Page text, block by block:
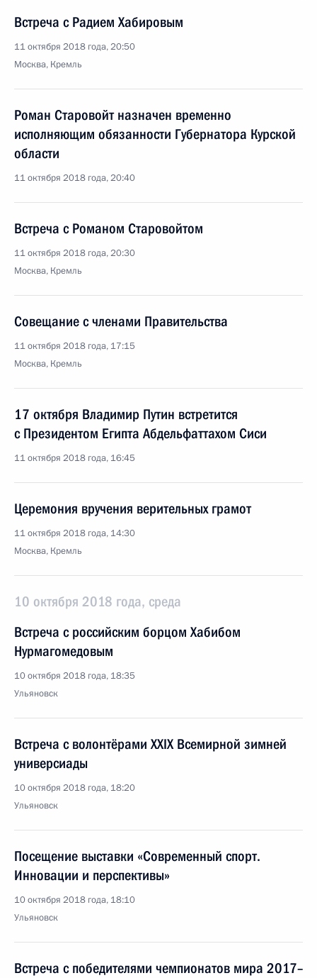
Встреча с Радием Хабировым
11 октября 2018 года, 20:50
Москва, Кремль
Роман Старовойт назначен временно
исполняющим обязанности Губернатора Курской
области
11 октября 2018 года, 20:40
Встреча с Романом Старовойтом
11 октября 2018 года, 20:30
Москва, Кремль
Совещание с членами Правительства
11 октября 2018 года, 17:15
Москва, Кремль
17 октября Владимир Путин встретится
с Президентом Египта Абдельфаттахом Сиси
11 октября 2018 года, 16:45
Церемония вручения верительных грамот
11 октября 2018 года, 14:30
Москва, Кремль
10 октября 2018 года, среда
Встреча с российским борцом Хабибом
Нурмагомедовым
10 октября 2018 года, 18:35
Ульяновск
Встреча с волонтёрами XXIX Всемирной зимней
универсиады
10 октября 2018 года, 18:20
Ульяновск
Посещение выставки «Современный спорт.
Инновации и перспективы»
10 октября 2018 года, 18:10
Ульяновск
Встреча с победителями чемпионатов мира 2017–